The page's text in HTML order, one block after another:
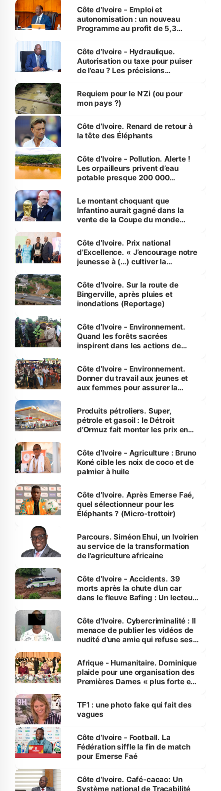
et Yamoussoukro
Côte d’Ivoire - Emploi et
autonomisation : un nouveau
Programme au profit de 5,3
Côte d’Ivoire - Hydraulique.
Autorisation ou taxe pour puiser
de l’eau ? Les précisions
Requiem pour le N’Zi (ou pour
mon pays ?)
Côte d’Ivoire. Renard de retour à
la tête des Éléphants
Côte d’Ivoire - Pollution. Alerte !
Les orpailleurs privent d’eau
potable presque 200 000
Le montant choquant que
Infantino aurait gagné dans la
vente de la Coupe du monde
Côte d’Ivoire. Prix national
d’Excellence. « J’encourage notre
jeunesse à (…) cultiver la
(Alassane Ouattara
Côte d'Ivoire. Sur la route de
Bingerville, après pluies et
inondations (Reportage)
Côte d’Ivoire - Environnement.
Quand les forêts sacrées
inspirent dans les actions de
Côte d’Ivoire - Environnement.
Donner du travail aux jeunes et
aux femmes pour assurer la
menacées
Produits pétroliers. Super,
pétrole et gasoil : le Détroit
d’Ormuz fait monter les prix en
Côte d’Ivoire - Agriculture : Bruno
Koné cible les noix de coco et de
palmier à huile
Côte d’Ivoire. Après Emerse Faé,
quel sélectionneur pour les
Éléphants ? (Micro-trottoir)
Parcours. Siméon Ehui, un Ivoirien
au service de la transformation
de l’agriculture africaine
Côte d’Ivoire - Accidents. 39
morts après la chute d’un car
dans le fleuve Bafing : Un lecteur
des Transports
Côte d'Ivoire. Cybercriminalité : Il
menace de publier les vidéos de
nudité d’une amie qui refuse ses
Afrique - Humanitaire. Dominique
plaide pour une organisation des
Premières Dames « plus forte et
sur la scène internationale »
TF1 : une photo fake qui fait des
vagues
Côte d’Ivoire - Football. La
Fédération siffle la fin de match
pour Emerse Faé
Côte d’Ivoire. Café-cacao: Un
Système national de Traçabilité